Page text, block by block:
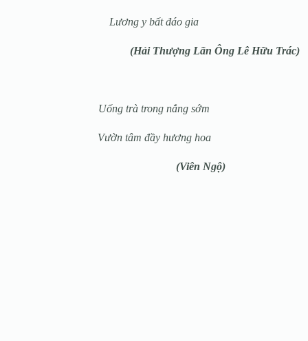
Lương y bất đáo gia
(Hải Thượng Lãn ÔngLê Hữu Trác)
Uống trà trong nắng sớm
Vườn tâm đầy hương hoa
(Viên Ngộ)